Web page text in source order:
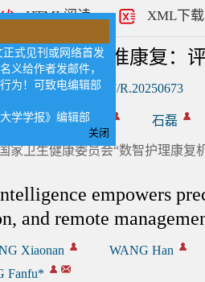
HTML阅读 XML下载
能脑卒中精准康复：
j.CN31-2187/R.20250673
潇楠 王涵 石磊
家卫生健康委员会“数智护理康复
empowers
and remote
Xiaonan WANG Han
Fanfu*
式见刊或网络首发
义给作者发邮件，
为！可致电编辑部
报》编辑部
关闭